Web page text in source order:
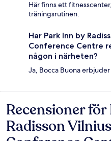
Här finns ett
träningsrutinen.
Har Park Inn by
Conference Centre
någon i närheten?
Ja, Bocca Buona
Recensioner
Recensioner
Radisson